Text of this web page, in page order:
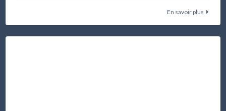
En savoir plus